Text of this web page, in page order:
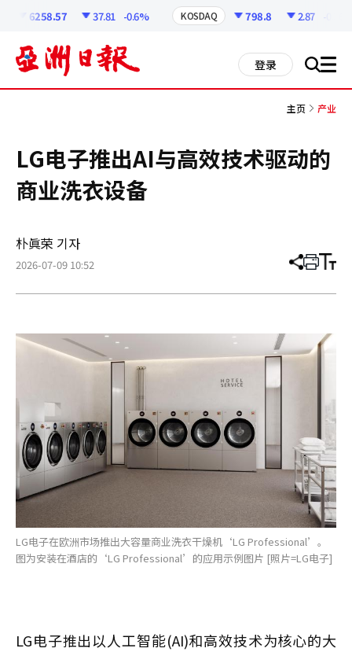
6258.57 37.81 -0.6% KOSDAQ 798.8 2.87 -0.36%
登录 搜 all
主页 产业
LG电子推出AI与高效技术驱动的
商业洗衣设备
朴眞荣 기자
2026-07-09 10:52 分
章
打 调
小
LG电子在欧洲市场推出大容量商业洗衣干燥机‘LG Professional’。
图为安装在酒店的‘LG Professional’的应用示例图片 [照片=LG电子]
LG电子推出以人工智能(AI)和高效技术为核心的大